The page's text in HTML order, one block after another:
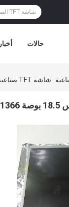
أخبار حالات
شاشة TFT صناعية مقاس 18.5 بوصة 1366 × 768 84PPI 300cd / M2 LC185EXN-SCA1